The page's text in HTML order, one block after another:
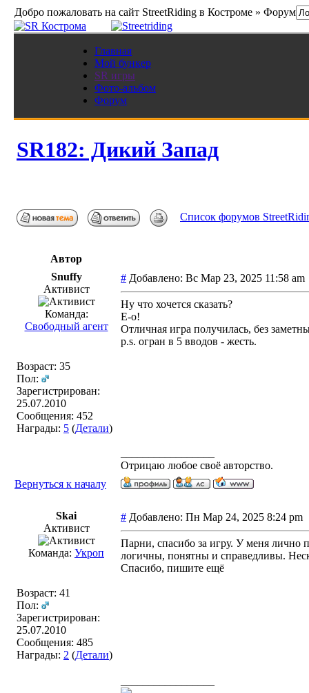
Добро пожаловать на сайт StreetRiding в Костроме » Форум
Главная
Мой бункер
SR игры
Фото-альбом
Форум
SR182: Дикий Запад
Список форумов
Автор
Snuffy
Активист
Команда:
Свободный агент
Возраст: 35
Пол:
Зарегистрирован:
25.07.2010
Сообщения: 452
Награды: 5 (Детали)
# Добавлено: Вс Мар 23, 2025 11:58
Ну что хочется сказать?
Е-о!
Отличная игра получилась, без
p.s. огран в 5 вводов - жесть.
Отрицаю любое своё авторство.
Вернуться к началу
Skai
Активист
Команда: Укроп
Возраст: 41
Пол:
Зарегистрирован:
25.07.2010
Сообщения: 485
Награды: 2 (Детали)
# Добавлено: Пн Мар 24, 2025 8:24
Парни, спасибо за игру. У меня лично
логичны, понятны и справедливы.
Спасибо, пишите ещё